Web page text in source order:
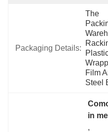
Packaging Details:
The
Film
Steel
in
,